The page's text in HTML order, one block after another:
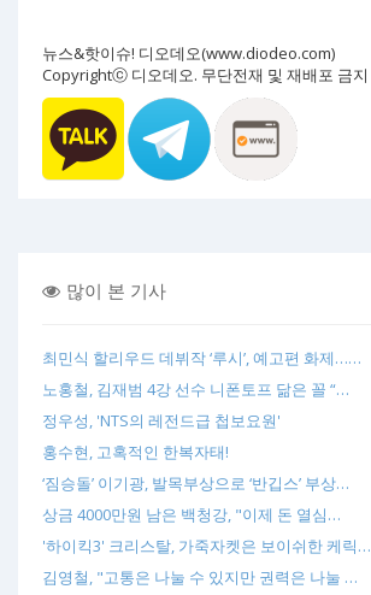
뉴스&핫이슈! 디오데오(www.diodeo.com)
Copyrightⓒ 디오데오. 무단전재 및 재배포 금지
많이 본 기사
최민식 할리우드 데뷔작 ‘루시’, 예고편 화제……
노홍철, 김재범 4강 선수 니폰토프 닮은 꼴 “…
정우성, 'NTS의 레전드급 첩보요원'
홍수현, 고혹적인 한복자태!
‘짐승돌’ 이기광, 발목부상으로 ‘반깁스’ 부상…
상금 4000만원 남은 백청강, "이제 돈 열심…
'하이킥3' 크리스탈, 가죽자켓은 보이쉬한 케릭…
김영철, "고통은 나눌 수 있지만 권력은 나눌 …